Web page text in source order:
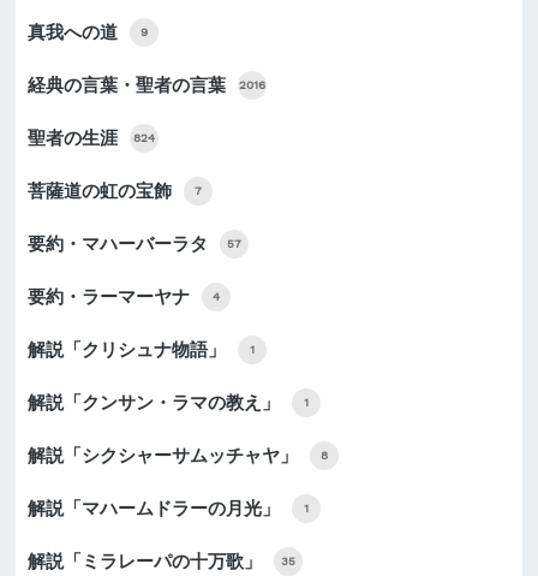
真我への道 9
経典の言葉・聖者の言葉 2016
聖者の生涯 824
菩薩道の虹の宝飾 7
要約・マハーバーラタ 57
要約・ラーマーヤナ 4
解説「クリシュナ物語」 1
解説「クンサン・ラマの教え」 1
解説「シクシャーサムッチャヤ」 8
解説「マハームドラーの月光」 1
解説「ミラレーパの十万歌」 35